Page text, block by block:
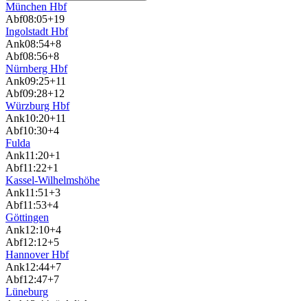
München Hbf
Abf08:05+19
Ingolstadt Hbf
Ank08:54+8
Abf08:56+8
Nürnberg Hbf
Ank09:25+11
Abf09:28+12
Würzburg Hbf
Ank10:20+11
Abf10:30+4
Fulda
Ank11:20+1
Abf11:22+1
Kassel-Wilhelmshöhe
Ank11:51+3
Abf11:53+4
Göttingen
Ank12:10+4
Abf12:12+5
Hannover Hbf
Ank12:44+7
Abf12:47+7
Lüneburg